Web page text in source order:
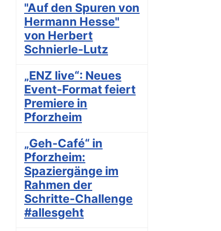
"Auf den Spuren von
Hermann Hesse"
von Herbert
Schnierle-Lutz
„ENZ live“: Neues
Event-Format feiert
Premiere in
Pforzheim
„Geh-Café“ in
Pforzheim:
Spaziergänge im
Rahmen der
Schritte-Challenge
#allesgeht